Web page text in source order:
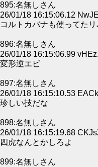
895:名無しさん
26/01/18 16:15:06.12
コルトカバナも使ってた
896:名無しさん
26/01/18 16:15:06.99
変形逆エビ
897:名無しさん
26/01/18 16:15:10.53
珍しい技だな
898:名無しさん
26/01/18 16:15:19.68
四虎なんとかしろよ
899:名無しさん